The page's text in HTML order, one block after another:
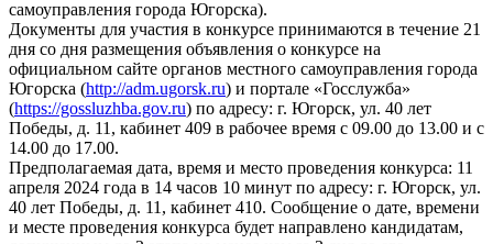
самоуправления города Югорска).
Документы для участия в конкурсе принимаются в течение 21
дня со дня размещения объявления о конкурсе на
официальном сайте органов местного самоуправления города
Югорска (http://adm.ugorsk.ru) и портале «Госслужба»
(https://gossluzhba.gov.ru) по адресу: г. Югорск, ул. 40 лет
Победы, д. 11, кабинет 409 в рабочее время с 09.00 до 13.00 и с
14.00 до 17.00.
Предполагаемая дата, время и место проведения конкурса: 11
апреля 2024 года в 14 часов 10 минут по адресу: г. Югорск, ул.
40 лет Победы, д. 11, кабинет 410. Сообщение о дате, времени
и месте проведения конкурса будет направлено кандидатам,